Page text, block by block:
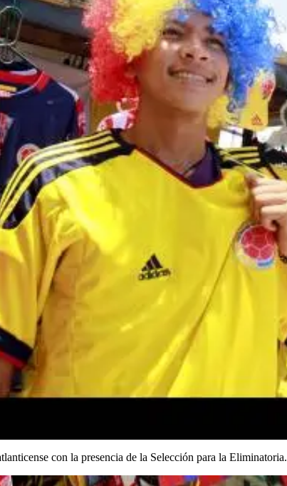
con la presencia de la Selección para la Eliminatoria.